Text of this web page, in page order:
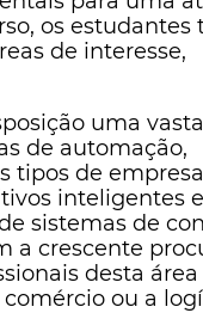
os estudantes
de interesse,
uma
de automação,
tipos de
inteligentes
sistemas de
a crescente
desta área
ou a